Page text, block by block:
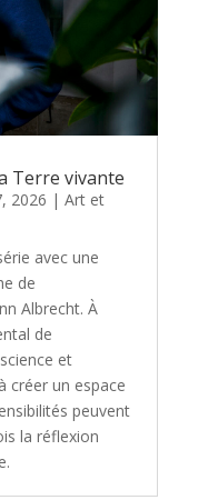
Terre vivante
2026 | Art et
avec une
de
Albrecht. À
de
et
créer un espace
peuvent
la réflexion